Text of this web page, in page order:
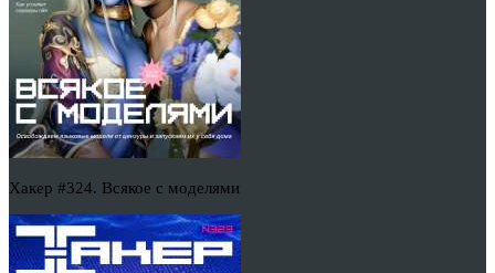
Хакер #324. Всякое с моделями